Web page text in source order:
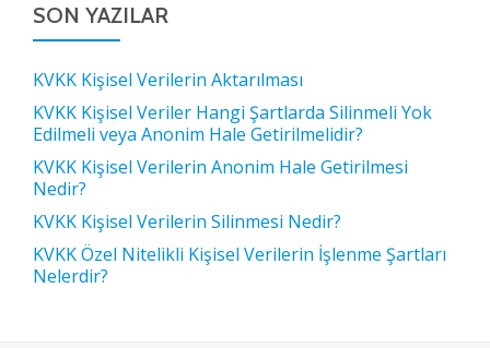
SON YAZILAR
KVKK Kişisel Verilerin Aktarılması
KVKK Kişisel Veriler Hangi Şartlarda Silinmeli Yok
Edilmeli veya Anonim Hale Getirilmelidir?
KVKK Kişisel Verilerin Anonim Hale Getirilmesi
Nedir?
KVKK Kişisel Verilerin Silinmesi Nedir?
KVKK Özel Nitelikli Kişisel Verilerin İşlenme Şartları
Nelerdir?